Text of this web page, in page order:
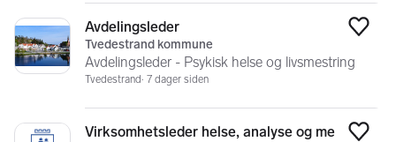
Avdelingsleder
Tvedestrand kommune
Avdelingsleder - Psykisk helse og livsmestring
Tvedestrand 7 dager siden
Virksomhetsleder helse, analyse og me